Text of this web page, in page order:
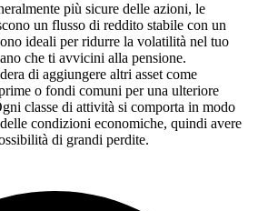
più sicure delle azioni, le
un flusso di reddito stabile con un
ideali per ridurre la volatilità nel tuo
che ti avvicini alla pensione.
di aggiungere altri asset come
o fondi comuni per una ulteriore
classe di attività si comporta in modo
condizioni economiche, quindi avere
di grandi perdite.